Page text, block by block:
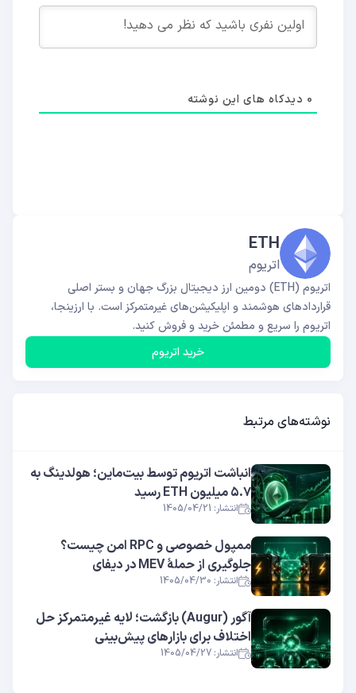
0 دیدکاه های این نوشته
ETH
اتریوم
اتریوم (ETH) دومین ارز دیجیتال بزرگ جهان و بستر اصلی
قراردادهای هوشمند و اپلیکیشن‌های غیرمتمرکز است. با ارزینجا،
اتریوم را سریع و مطمئن خرید و فروش کنید.
خرید اتریوم
نوشته‌های مرتبط
انباشت اتریوم توسط بیت‌ماین؛ هولدینگ به
۵.۷ میلیون ETH رسید
انتشار: 1405/04/21
ممپول خصوصی و RPC امن چیست؟
جلوگیری از حملهٔ MEV در دیفای
انتشار: 1405/04/30
آگور (Augur) بازگشت؛ لایه غیرمتمرکز حل
اختلاف برای بازارهای پیش‌بینی
انتشار: 1405/04/27